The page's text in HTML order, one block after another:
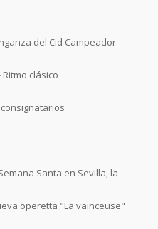
del Cid Campeador
clásico
Santa en Sevilla, la
operetta "La vainceuse"